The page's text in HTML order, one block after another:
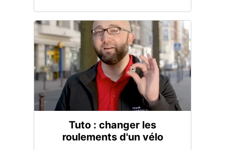
Tuto : changer les
roulements d'un vélo